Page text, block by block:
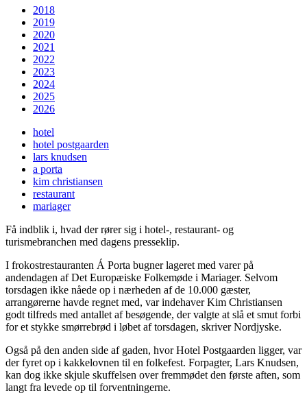
2018
2019
2020
2021
2022
2023
2024
2025
2026
hotel
hotel postgaarden
lars knudsen
a porta
kim christiansen
restaurant
mariager
Få indblik i, hvad der rører sig i hotel-, restaurant- og
turismebranchen med dagens presseklip.
I frokostrestauranten Á Porta bugner lageret med varer på
andendagen af Det Europæiske Folkemøde i Mariager. Selvom
torsdagen ikke nåede op i nærheden af de 10.000 gæster,
arrangørerne havde regnet med, var indehaver Kim Christiansen
godt tilfreds med antallet af besøgende, der valgte at slå et smut forbi
for et stykke smørrebrød i løbet af torsdagen, skriver Nordjyske.
Også på den anden side af gaden, hvor Hotel Postgaarden ligger, var
der fyret op i kakkelovnen til en folkefest. Forpagter, Lars Knudsen,
kan dog ikke skjule skuffelsen over fremmødet den første aften, som
langt fra levede op til forventningerne.